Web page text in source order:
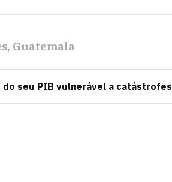
Guatemala
do seu PIB vulnerável a catástrofes